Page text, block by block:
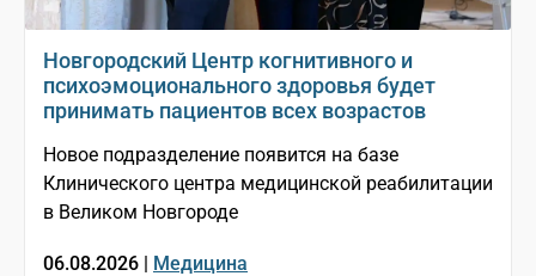
Новгородский Центр когнитивного и
психоэмоционального здоровья будет
принимать пациентов всех возрастов
Новое подразделение появится на базе
Клинического центра медицинской реабилитации
в Великом Новгороде
06.08.2026 | Медицина